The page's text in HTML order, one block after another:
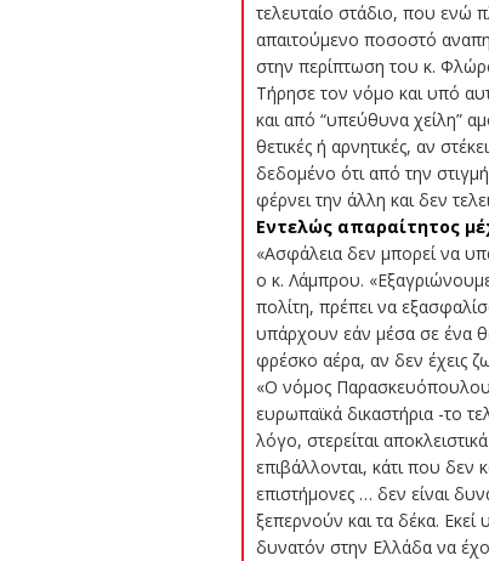
τελευταίο στάδιο, που ενώ
απαιτούμενο ποσοστό
στην περίπτωση του κ.
Τήρησε τον νόμο και υπό
και από “υπεύθυνα χείλη”
θετικές ή αρνητικές, αν
δεδομένο ότι από την
φέρνει την άλλη και δεν
Εντελώς απαραίτητος
«Ασφάλεια δεν μπορεί να
ο κ. Λάμπρου.
πολίτη, πρέπει να
υπάρχουν εάν μέσα σε ένα
φρέσκο αέρα, αν δεν έχεις
«Ο νόμος Παρασκευόπουλου
ευρωπαϊκά δικαστήρια -το
λόγο, στερείται
επιβάλλονται, κάτι που δεν
επιστήμονες … δεν είναι
ξεπερνούν και τα δέκα. Εκεί
δυνατόν στην Ελλάδα να